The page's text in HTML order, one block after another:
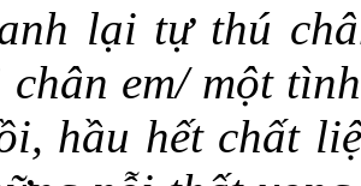
lại tự thú
em/ một
hầu hết chất